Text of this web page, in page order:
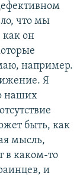
что мы
как он
например.
Я
наших
быть, как
мысль,
в каком-то
и